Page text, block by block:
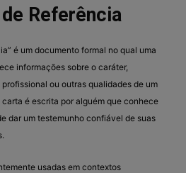
Referência
é um documento formal no qual uma
informações sobre o caráter,
ou outras qualidades de um
é escrita por alguém que conhece
dar um testemunho confiável de suas
usadas em contextos